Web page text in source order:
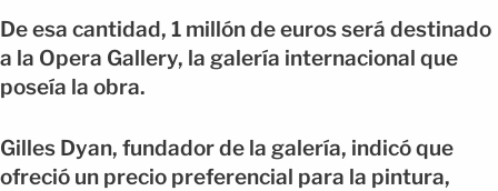
De esa cantidad, 1 millón de euros será destinado
a la Opera Gallery, la galería internacional que
poseía la obra.
Gilles Dyan, fundador de la galería, indicó que
ofreció un precio preferencial para la pintura,